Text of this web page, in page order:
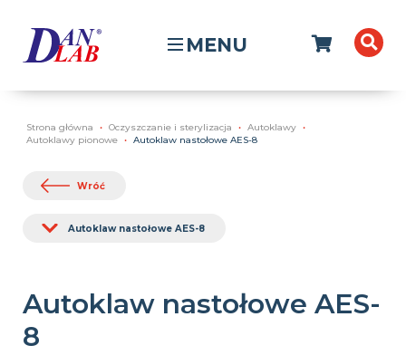
MENU
Strona główna Oczyszczanie i sterylizacja
Autoklawy
Autoklawy pionowe
Autoklaw nastołowe AES-8
Wróć
Autoklaw nastołowe AES-8
Autoklaw nastołowe AES-
8